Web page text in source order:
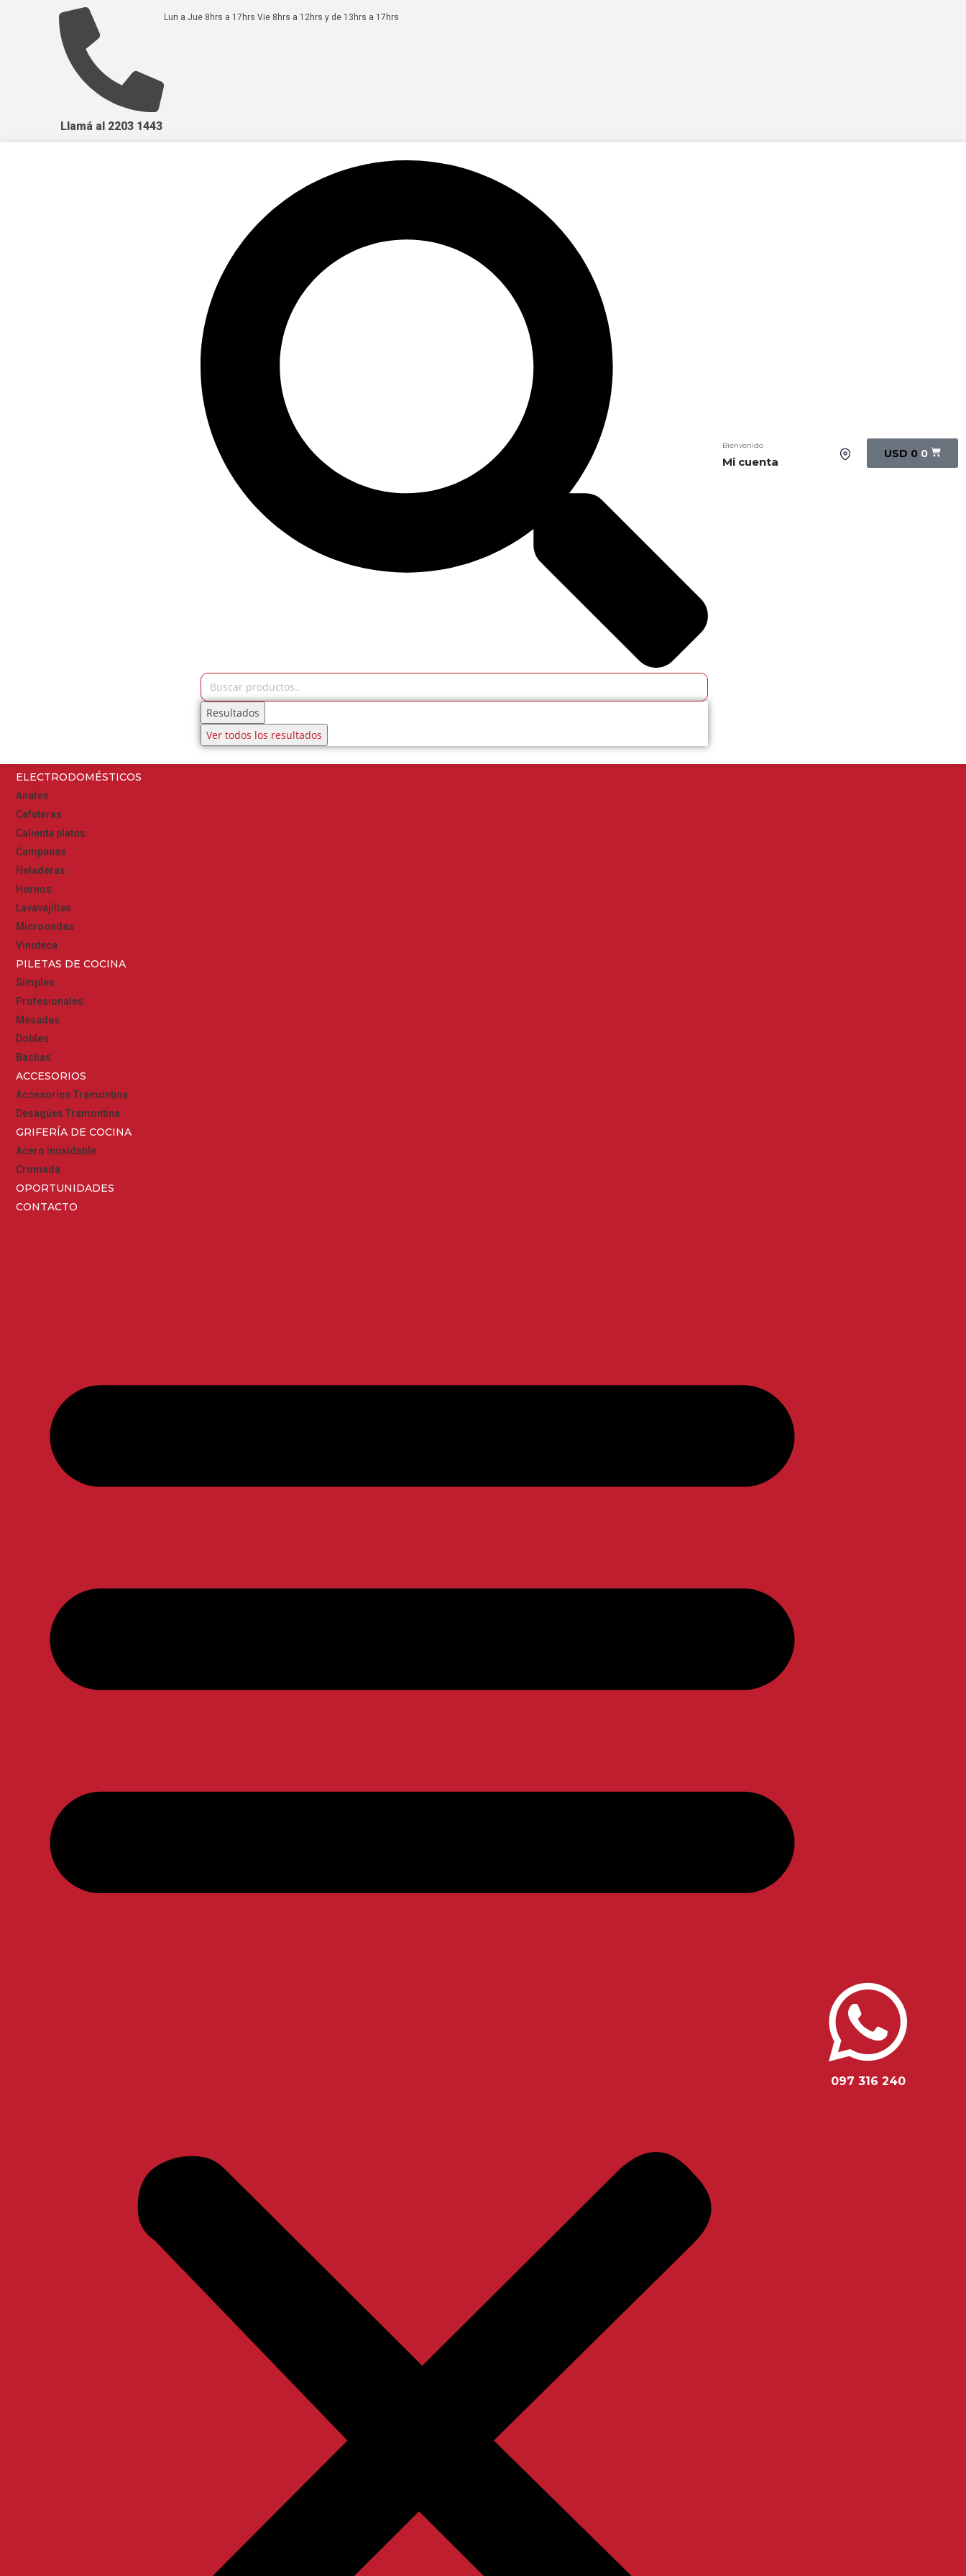
Llamá al 2203 1443
Lun a Jue 8hrs a 17hrs Vie 8hrs a 12hrs y de 13hrs a 17hrs
Resultados
Ver todos los resultados
Bienvenido
Mi cuenta
USD 0 0
ELECTRODOMÉSTICOS
Anafes
Cafeteras
Calienta platos
Campanas
Heladeras
Hornos
Lavavajillas
Microondas
Vinoteca
PILETAS DE COCINA
Simples
Profesionales
Mesadas
Dobles
Bachas
ACCESORIOS
Accesorios Tramontina
Desagües Tramontina
GRIFERÍA DE COCINA
Acero inoxidable
Cromada
OPORTUNIDADES
CONTACTO
097 316 240